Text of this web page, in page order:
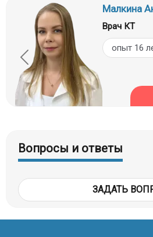
Малкина
Врач КТ
опыт 16
Вопросы и ответы
ЗАДАТЬ